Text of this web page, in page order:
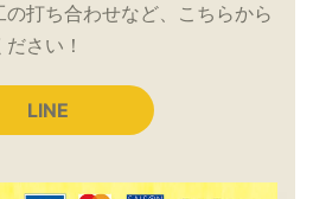
打ち合わせなど、こちらから
さい！
LINE